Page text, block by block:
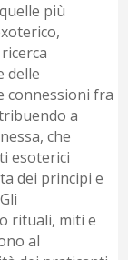
più
delle
connessioni fra
a
che
esoterici
dei principi e
rituali, miti e
al